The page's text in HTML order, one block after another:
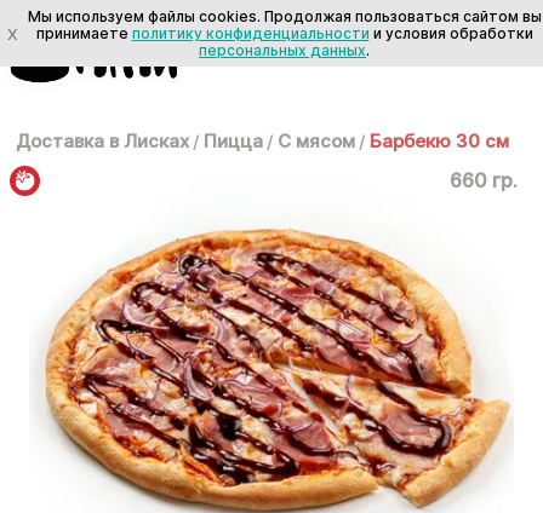
Доставка в Лисках / Пицца / С мясом / Барбекю 30 см
660 гр.
X
Мы используем файлы cookies. Продолжая пользоваться сайтом вы
принимаете политику конфиденциальности и условия обработки
персональных данных.